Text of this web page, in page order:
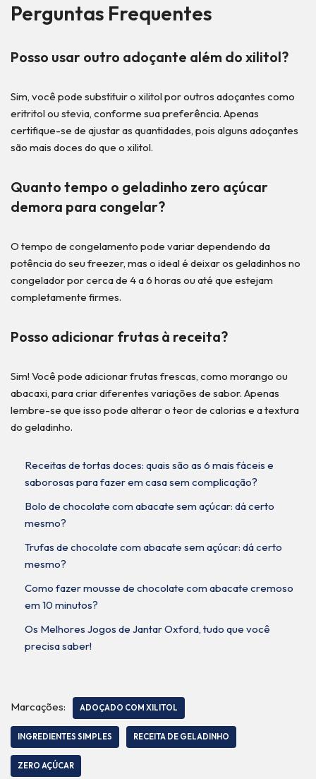
Perguntas Frequentes
Posso usar outro adoçante além do xilitol?
Sim, você pode substituir o xilitol por outros adoçantes como
eritritol ou stevia, conforme sua preferência. Apenas
certifique-se de ajustar as quantidades, pois alguns adoçantes
são mais doces do que o xilitol.
Quanto tempo o geladinho zero açúcar
demora para congelar?
O tempo de congelamento pode variar dependendo da
potência do seu freezer, mas o ideal é deixar os geladinhos no
congelador por cerca de 4 a 6 horas ou até que estejam
completamente firmes.
Posso adicionar frutas à receita?
Sim! Você pode adicionar frutas frescas, como morango ou
abacaxi, para criar diferentes variações de sabor. Apenas
lembre-se que isso pode alterar o teor de calorias e a textura
do geladinho.
Receitas de tortas doces: quais são as 6 mais fáceis e
saborosas para fazer em casa sem complicação?
Bolo de chocolate com abacate sem açúcar: dá certo
mesmo?
Trufas de chocolate com abacate sem açúcar: dá certo
mesmo?
Como fazer mousse de chocolate com abacate cremoso
em 10 minutos?
Os Melhores Jogos de Jantar Oxford, tudo que você
precisa saber!
Marcações: ADOÇADO COM XILITOL
INGREDIENTES SIMPLES RECEITA DE GELADINHO
ZERO AÇÚCAR